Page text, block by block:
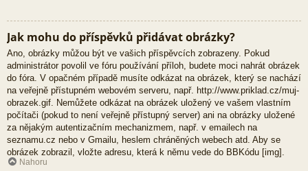
Jak mohu do příspěvků přidávat obrázky?
Ano, obrázky můžou být ve vašich příspěvcích zobrazeny. Pokud
administrátor povolil ve fóru používání příloh, budete moci nahrát obrázek
do fóra. V opačném případě musíte odkázat na obrázek, který se nachází
na veřejně přístupném webovém serveru, např. http://www.priklad.cz/muj-
obrazek.gif. Nemůžete odkázat na obrázek uložený ve vašem vlastním
počítači (pokud to není veřejně přístupný server) ani na obrázky uložené
za nějakým autentizačním mechanizmem, např. v emailech na
seznamu.cz nebo v Gmailu, heslem chráněných webech atd. Aby se
obrázek zobrazil, vložte adresu, která k němu vede do BBKódu [img].
Nahoru